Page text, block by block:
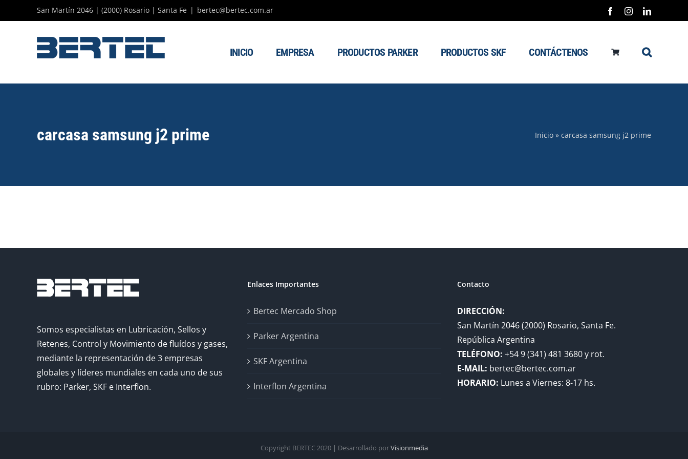
to
San Martín 2046 | (2000) Rosario | Santa Fe | bertec@bertec.com.ar FacebookInstagramLinkedIn
INICIO EMPRESA PRODUCTOS PARKER PRODUCTOS SKF CONTÁCTENOS
carcasa samsung j2 prime Inicio » carcasa samsung j2 prime
Somos especialistas en Lubricación, Sellos y
Retenes, Control y Movimiento de fluídos y gases,
mediante la representación de 3 empresas
globales y líderes mundiales en cada uno de sus
rubro: Parker, SKF e Interflon.
Enlaces Importantes
Bertec Mercado Shop
Parker Argentina
SKF Argentina
Interflon Argentina
Contacto
DIRECCIÓN:
San Martín 2046 (2000) Rosario, Santa Fe.
República Argentina
TELÉFONO: +54 9 (341) 481 3680 y rot.
E-MAIL: bertec@bertec.com.ar
HORARIO: Lunes a Viernes: 8-17 hs.
Copyright BERTEC 2020 | Desarrollado porVisionmedia